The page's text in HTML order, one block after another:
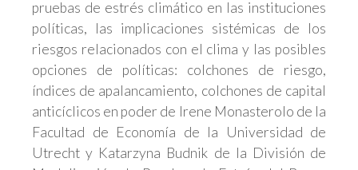
pruebas de estrés climático en las instituciones
políticas, las implicaciones sistémicas de los
riesgos relacionados con el clima y las posibles
opciones de políticas: colchones de riesgo,
índices de apalancamiento, colchones de capital
anticíclicos en poder de Irene Monasterolo de la
Facultad de Economía de la Universidad de
Utrecht y Katarzyna Budnik de la División de